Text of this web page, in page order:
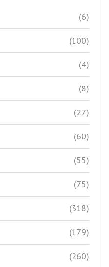
(6)
(100)
(4)
(8)
(27)
(60)
(55)
(75)
(318)
(179)
(260)